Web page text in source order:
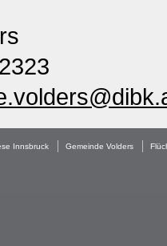
Innsbruck Gemeinde Volders